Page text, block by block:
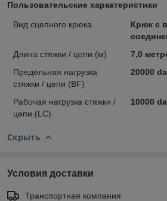
Пользовательские характеристики
Вид сцепного крюка
Крюк с
Длина стяжки / цепи (м)
7,0
Предельная нагрузка
стяжки / цепи (BF)
20000
Рабочая нагрузка стяжки /
цепи (LC)
10000
Скрыть
Условия доставки
Транспортная компания